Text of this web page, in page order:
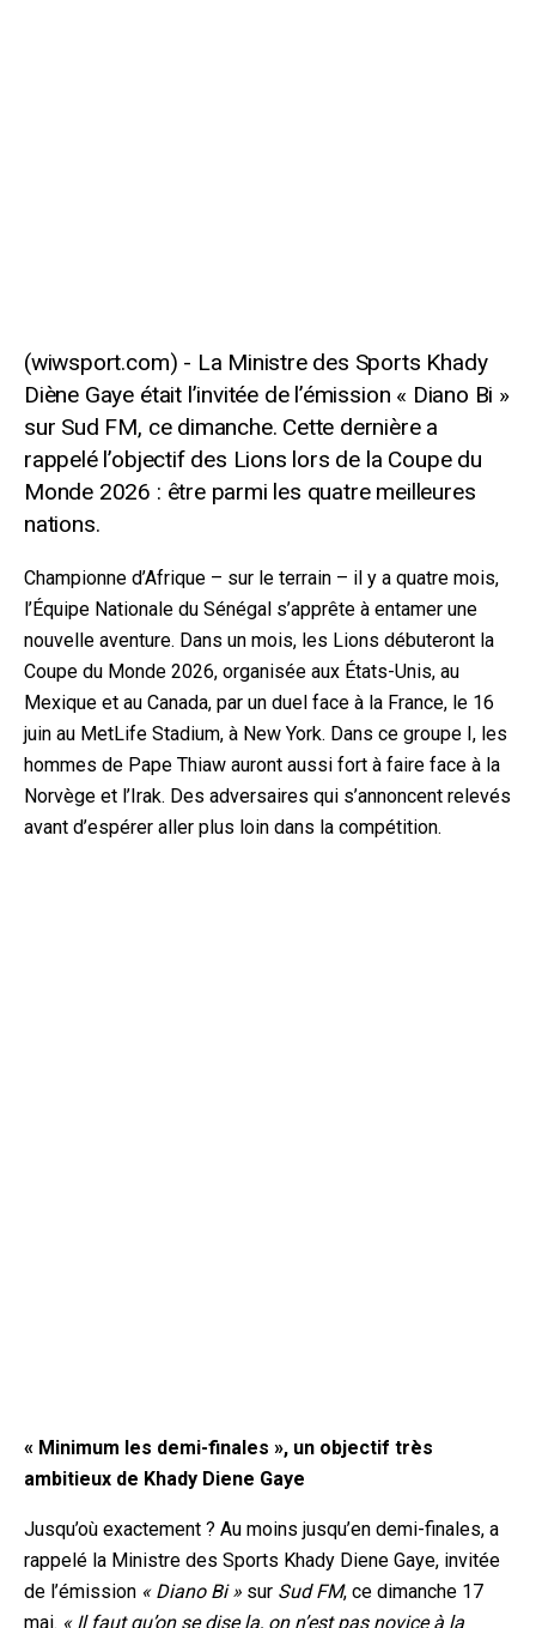
La Ministre des Sports Khady
Diène Gaye était l’invitée de l’émission « Diano Bi »
sur Sud FM, ce dimanche. Cette dernière a
rappelé l’objectif des Lions lors de la Coupe du
Monde 2026 : être parmi les quatre meilleures
nations.
Championne d’Afrique – sur le terrain – il y a quatre mois,
l’Équipe Nationale du Sénégal s’apprête à entamer une
nouvelle aventure. Dans un mois, les Lions débuteront la
Coupe du Monde 2026, organisée aux États-Unis, au
Mexique et au Canada, par un duel face à la France, le 16
juin au MetLife Stadium, à New York. Dans ce groupe I, les
hommes de Pape Thiaw auront aussi fort à faire face à la
Norvège et l’Irak. Des adversaires qui s’annoncent relevés
avant d’espérer aller plus loin dans la compétition.
« Minimum les demi-finales », un objectif très
ambitieux de Khady Diene Gaye
Jusqu’où exactement ? Au moins jusqu’en demi-finales, a
rappelé la Ministre des Sports Khady Diene Gaye, invitée
de l’émission « Diano Bi » sur Sud FM, ce dimanche 17
mai. « Il faut qu’on se dise la, on n’est pas novice à la